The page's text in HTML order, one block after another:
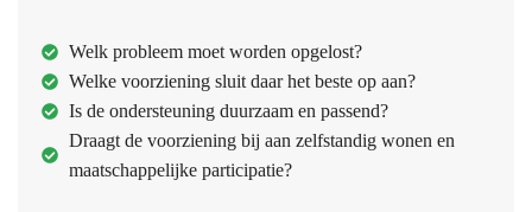
Welk probleem moet worden opgelost?
Welke voorziening sluit daar het beste op aan?
Is de ondersteuning duurzaam en passend?
Draagt de voorziening bij aan zelfstandig wonen en
maatschappelijke participatie?